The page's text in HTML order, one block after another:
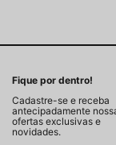
Fique por dentro!
Cadastre-se e receba
antecipadamente
ofertas exclusivas e
novidades.